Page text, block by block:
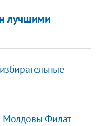
лучшими
Молдовы Филат